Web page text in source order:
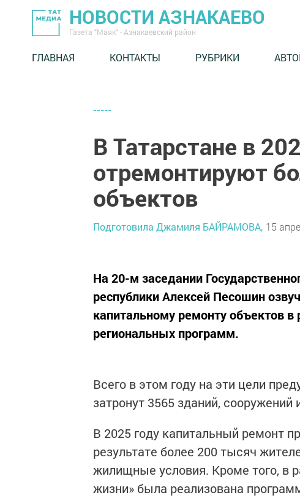
НОВОСТИ АЗНАКАЕВО
Газета "Маяк" - Азнакаевский район
ГЛАВНАЯ КОНТАКТЫ РУБРИКИ
-----
В Татарстане в
отремонтируют
объектов
Подготовила Джамиля БАЙРАМОВА, 15
На 20-м заседании
республики Алексей Песошин
капитальному ремонту объектов
региональных программ.
Всего в этом году на эти цели
затронут 3565 зданий, сооружений
В 2025 году капитальный ремонт
результате более 200 тысяч
жилищные условия. Кроме того, в
жизни» была реализована